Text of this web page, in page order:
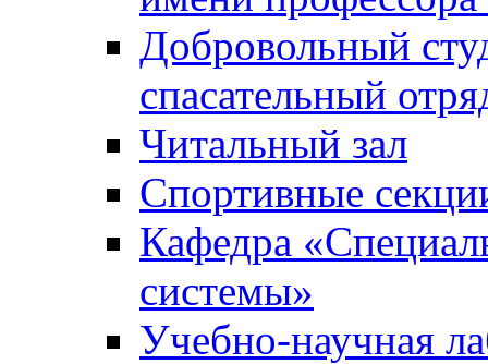
Добровольный
спасательный
Читальный зал
Спортивные
Кафедра
системы»
Учебно-научная